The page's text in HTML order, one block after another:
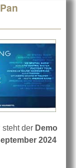
steht der Demo
2024